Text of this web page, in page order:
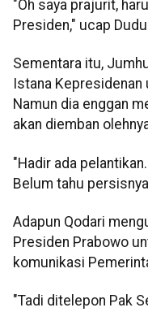
"Oh saya prajurit,
Presiden," ucap
Sementara itu,
Istana
Namun dia enggan
akan diemban
"Hadir ada
Belum tahu
Adapun Qodari
Presiden Prabowo
komunikasi
"Tadi ditelepon Pak